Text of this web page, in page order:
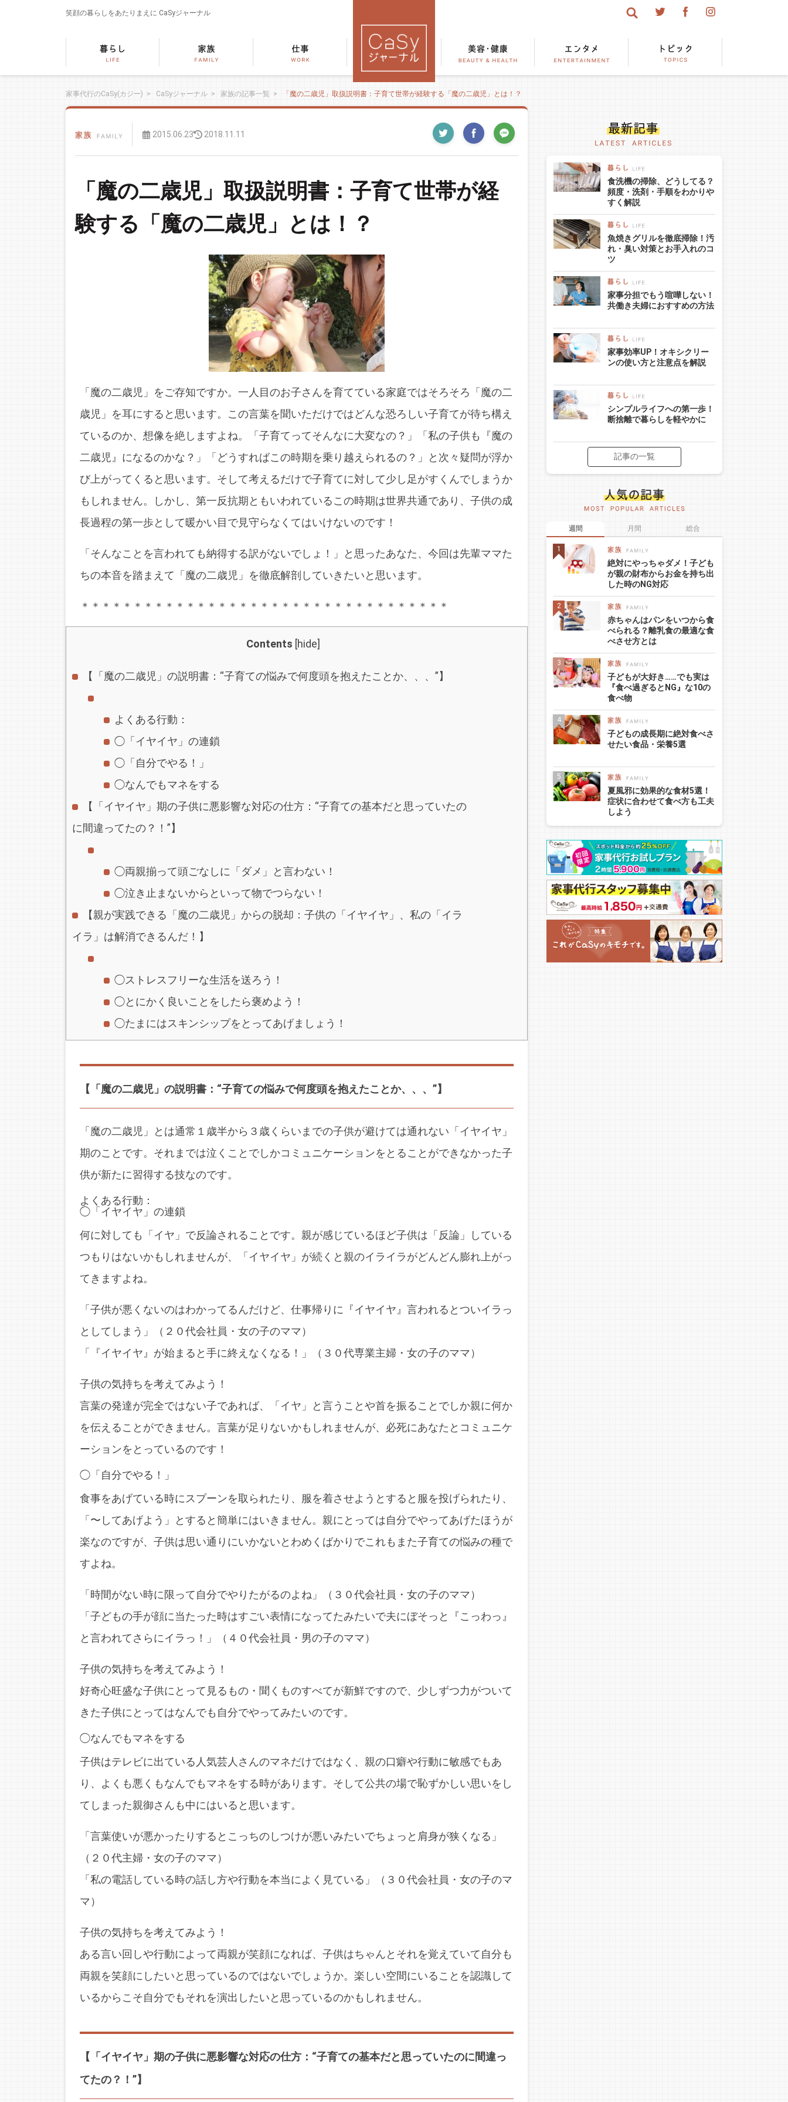
笑顔の暮らしをあたりまえに CaSyジャーナル
家事代行のCaSy(カジー) > CaSyジャーナル > 家族の記事一覧 > 「魔の二歳児」取扱説明書：子育て世帯が経験する「魔の二歳児」とは！？
2015.06.23 2018.11.11
「魔の二歳児」取扱説明書：子育て世帯が経
験する「魔の二歳児」とは！？
「魔の二歳児」をご存知ですか。一人目のお子さんを育てている家庭ではそろそろ「魔の二
歳児」を耳にすると思います。この言葉を聞いただけではどんな恐ろしい子育てが待ち構え
ているのか、想像を絶しますよね。「子育てってそんなに大変なの？」「私の子供も『魔の
二歳児』になるのかな？」「どうすればこの時期を乗り越えられるの？」と次々疑問が浮か
び上がってくると思います。そして考えるだけで子育てに対して少し足がすくんでしまうか
もしれません。しかし、第一反抗期ともいわれているこの時期は世界共通であり、子供の成
長過程の第一歩として暖かい目で見守らなくてはいけないのです！
「そんなことを言われても納得する訳がないでしょ！」と思ったあなた、今回は先輩ママた
ちの本音を踏まえて「魔の二歳児」を徹底解剖していきたいと思います。
＊＊＊＊＊＊＊＊＊＊＊＊＊＊＊＊＊＊＊＊＊＊＊＊＊＊＊＊＊＊＊＊＊＊＊
Contents [hide]
【「魔の二歳児」の説明書：“子育ての悩みで何度頭を抱えたことか、、、”】
よくある行動：
◯「イヤイヤ」の連鎖
◯「自分でやる！」
◯なんでもマネをする
【「イヤイヤ」期の子供に悪影響な対応の仕方：“子育ての基本だと思っていたの
に間違ってたの？！”】
◯両親揃って頭ごなしに「ダメ」と言わない！
◯泣き止まないからといって物でつらない！
【親が実践できる「魔の二歳児」からの脱却：子供の「イヤイヤ」、私の「イラ
イラ」は解消できるんだ！】
◯ストレスフリーな生活を送ろう！
◯とにかく良いことをしたら褒めよう！
◯たまにはスキンシップをとってあげましょう！
【「魔の二歳児」の説明書：“子育ての悩みで何度頭を抱えたことか、、、”】
「魔の二歳児」とは通常１歳半から３歳くらいまでの子供が避けては通れない「イヤイヤ」
期のことです。それまでは泣くことでしかコミュニケーションをとることができなかった子
供が新たに習得する技なのです。
よくある行動：
◯「イヤイヤ」の連鎖
何に対しても「イヤ」で反論されることです。親が感じているほど子供は「反論」している
つもりはないかもしれませんが、「イヤイヤ」が続くと親のイライラがどんどん膨れ上がっ
てきますよね。
「子供が悪くないのはわかってるんだけど、仕事帰りに『イヤイヤ』言われるとついイラっ
としてしまう」（２０代会社員・女の子のママ）
「『イヤイヤ』が始まると手に終えなくなる！」（３０代専業主婦・女の子のママ）
子供の気持ちを考えてみよう！
言葉の発達が完全ではない子であれば、「イヤ」と言うことや首を振ることでしか親に何か
を伝えることができません。言葉が足りないかもしれませんが、必死にあなたとコミュニケ
ーションをとっているのです！
◯「自分でやる！」
食事をあげている時にスプーンを取られたり、服を着させようとすると服を投げられたり、
「〜してあげよう」とすると簡単にはいきません。親にとっては自分でやってあげたほうが
楽なのですが、子供は思い通りにいかないとわめくばかりでこれもまた子育ての悩みの種で
すよね。
「時間がない時に限って自分でやりたがるのよね」（３０代会社員・女の子のママ）
「子どもの手が顔に当たった時はすごい表情になってたみたいで夫にぼそっと『こっわっ』
と言われてさらにイラっ！」（４０代会社員・男の子のママ）
子供の気持ちを考えてみよう！
好奇心旺盛な子供にとって見るもの・聞くものすべてが新鮮ですので、少しずつ力がついて
きた子供にとってはなんでも自分でやってみたいのです。
◯なんでもマネをする
子供はテレビに出ている人気芸人さんのマネだけではなく、親の口癖や行動に敏感でもあ
り、よくも悪くもなんでもマネをする時があります。そして公共の場で恥ずかしい思いをし
てしまった親御さんも中にはいると思います。
「言葉使いが悪かったりするとこっちのしつけが悪いみたいでちょっと肩身が狭くなる」
（２０代主婦・女の子のママ）
「私の電話している時の話し方や行動を本当によく見ている」（３０代会社員・女の子のマ
マ）
子供の気持ちを考えてみよう！
ある言い回しや行動によって両親が笑顔になれば、子供はちゃんとそれを覚えていて自分も
両親を笑顔にしたいと思っているのではないでしょうか。楽しい空間にいることを認識して
いるからこそ自分でもそれを演出したいと思っているのかもしれません。
【「イヤイヤ」期の子供に悪影響な対応の仕方：“子育ての基本だと思っていたのに間違っ
てたの？！”】
食洗機の掃除、どうしてる？
頻度・洗剤・手順をわかりや
すく解説
魚焼きグリルを徹底掃除！汚
れ・臭い対策とお手入れのコ
ツ
家事分担でもう喧嘩しない！
共働き夫婦におすすめの方法
家事効率UP！オキシクリー
ンの使い方と注意点を解説
シンプルライフへの第一歩！
断捨離で暮らしを軽やかに
記事の一覧
週間 月間 総合
絶対にやっちゃダメ！子ども
が親の財布からお金を持ち出
した時のNG対応
赤ちゃんはパンをいつから食
べられる？離乳食の最適な食
べさせ方とは
子どもが大好き……でも実は
『食べ過ぎるとNG』な10の
食べ物
子どもの成長期に絶対食べさ
せたい食品・栄養5選
夏風邪に効果的な食材5選！
症状に合わせて食べ方も工夫
しよう